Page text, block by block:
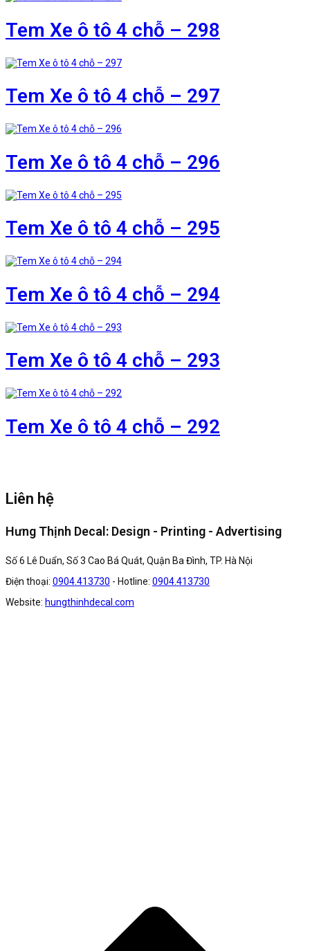
Tem Xe ô tô 4 chỗ – 298
Tem Xe ô tô 4 chỗ – 297
Tem Xe ô tô 4 chỗ – 296
Tem Xe ô tô 4 chỗ – 295
Tem Xe ô tô 4 chỗ – 294
Tem Xe ô tô 4 chỗ – 293
Tem Xe ô tô 4 chỗ – 292
Liên hệ
Hưng Thịnh Decal: Design - Printing - Advertising
Số 6 Lê Duẩn, Số 3 Cao Bá Quát, Quận Ba Đình, TP. Hà Nội
Điện thoại: 0904.413730 - Hotline: 0904.413730
Website: hungthinhdecal.com